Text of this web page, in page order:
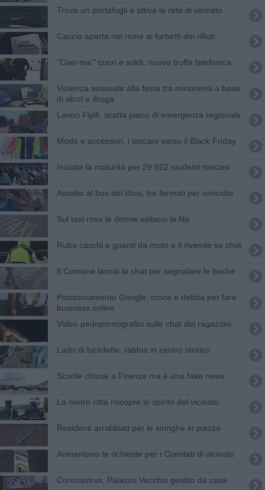
Trova un portafogli e attiva la rete di vicinato
Caccia aperta nel rione ai furbetti dei rifiuti
"Ciao ma'" cuori e soldi, nuova truffa telefonica
Violenza sessuale alla festa tra minorenni a base
di alcol e droga
Lavori Fipili, scatta piano di emergenza regionale
Moda e accessori, i toscani verso il Black Friday
Iniziata la maturità per 29.822 studenti toscani
Assalto al bus dei tifosi, tre fermati per omicidio
Sul taxi rosa le donne saltano la fila
Ruba caschi e guanti da moto e li rivende su chat
Il Comune lancia la chat per segnalare le buche
Posizionamento Google, croce e delizia per fare
business online
Video pedopornografici sulle chat dei ragazzini
Ladri di biciclette, rabbia in centro storico
Scuole chiuse a Firenze ma è una fake news
La metro città riscopre lo spirito del vicinato
Residenti arrabbiati per le siringhe in piazza
Aumentano le richieste per i Comitati di vicinato
​Coronavirus, Palazzo Vecchio gestito da casa